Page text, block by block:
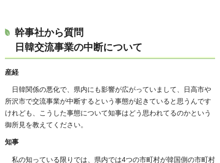
幹事社から質問
日韓交流事業の中断について
産経
日韓関係の悪化で、県内にも影響が広がっていまして、日高市や
所沢市で交流事業が中断するという事態が起きていると思うんです
けれども、こうした事態について知事はどう思われてるのかという
御所見を教えてください。
知事
私の知っている限りでは、県内では4つの市町村が韓国側の市町村